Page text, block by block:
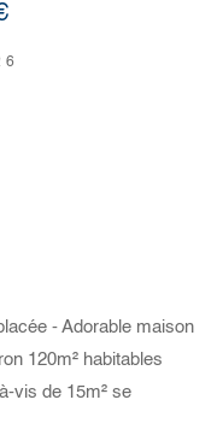
- Adorable maison
120m² habitables
vis de 15m² se